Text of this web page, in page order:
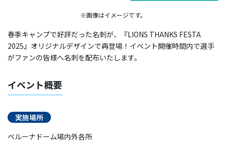
※画像はイメージです。
春季キャンプで好評だった名刺が、『LIONS THANKS FESTA
2025』オリジナルデザインで再登場！イベント開催時間内で選手
がファンの皆様へ名刺を配布いたします。
イベント概要
実施場所
ベルーナドーム場内外各所